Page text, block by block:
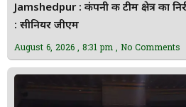
Jamshedpur : कंपनी की टीम क्षेत्र का
: सीनियर जीएम
August 6, 2026 8:31 pm No Comments